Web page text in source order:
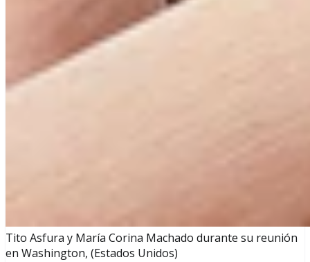
Tito Asfura y María Corina Machado durante su reunión
en Washington, (Estados Unidos)